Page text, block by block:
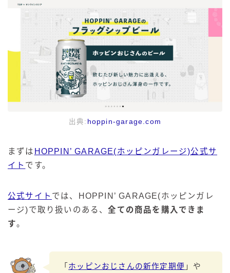
出典: hoppin-garage.com
まずは HOPPIN’ GARAGE(ホッピンガレージ)公式サ
イト です。
公式サイト では、HOPPIN’ GARAGE(ホッピンガレ
ージ)で取り扱いのある、全ての商品を購入できま
す。
「 ホッピンおじさんの新作定期便 」や